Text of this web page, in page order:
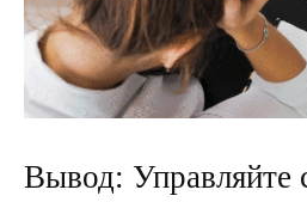
Вывод: Управляйте